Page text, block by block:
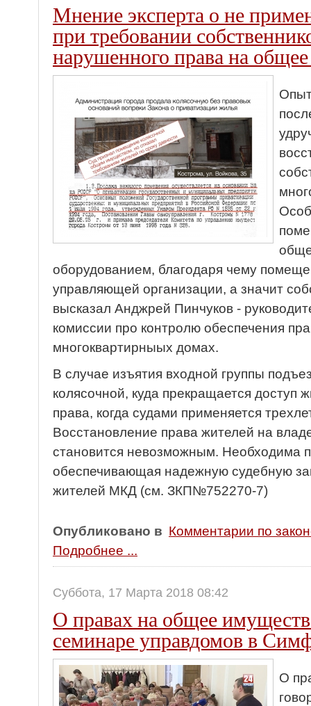
Мнение эксперта о не
при требовании
нарушенного права на
оборудованием, благодаря чему
управляющей организации, а значит
высказал Анджрей Пинчуков -
комиссии про контролю обеспечения
многоквартирныых домах.
В случае изъятия входной группы
колясочной, куда прекращается доступ
права, когда судами применяется
Восстановление права жителей на
становится невозможным. Необходима
обеспечивающая надежную судебную
жителей МКД (см. ЗКП№752270-7)
Опубликовано в Комментарии по
Подробнее ...
Суббота, 17 Марта 2018 08:42
О правах на общее
семинаре управдомов в
О